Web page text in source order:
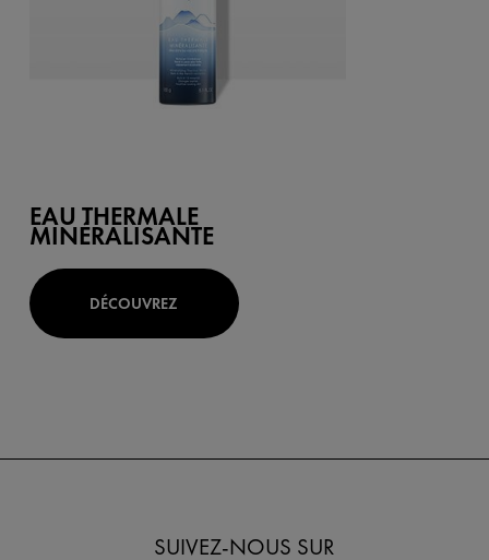
EAU THERMALE
MINÉRALISANTE
DÉCOUVREZ
SUIVEZ-NOUS SUR